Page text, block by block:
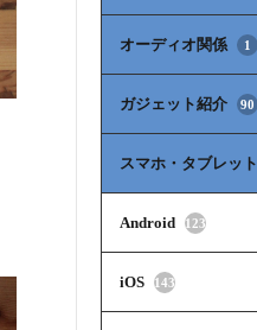
オーディオ関係 1
ガジェット紹介 90
スマホ・タブレット
Android 123
iOS 143